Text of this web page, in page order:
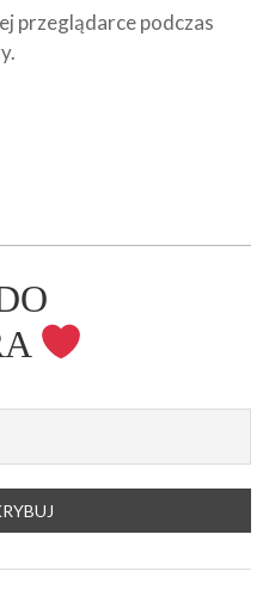
przeglądarce podczas